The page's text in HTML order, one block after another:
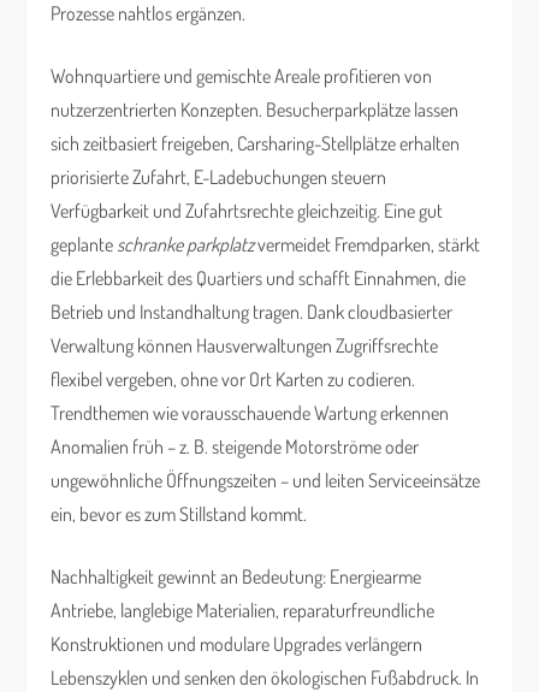
Prozesse nahtlos ergänzen.
Wohnquartiere und gemischte Areale profitieren von
nutzerzentrierten Konzepten. Besucherparkplätze lassen
sich zeitbasiert freigeben, Carsharing-Stellplätze erhalten
priorisierte Zufahrt, E-Ladebuchungen steuern
Verfügbarkeit und Zufahrtsrechte gleichzeitig. Eine gut
geplante schranke parkplatzvermeidet Fremdparken, stärkt
die Erlebbarkeit des Quartiers und schafft Einnahmen, die
Betrieb und Instandhaltung tragen. Dank cloudbasierter
Verwaltung können Hausverwaltungen Zugriffsrechte
flexibel vergeben, ohne vor Ort Karten zu codieren.
Trendthemen wie vorausschauende Wartung erkennen
Anomalien früh – z. B. steigende Motorströme oder
ungewöhnliche Öffnungszeiten – und leiten Serviceeinsätze
ein, bevor es zum Stillstand kommt.
Nachhaltigkeit gewinnt an Bedeutung: Energiearme
Antriebe, langlebige Materialien, reparaturfreundliche
Konstruktionen und modulare Upgrades verlängern
Lebenszyklen und senken den ökologischen Fußabdruck. In